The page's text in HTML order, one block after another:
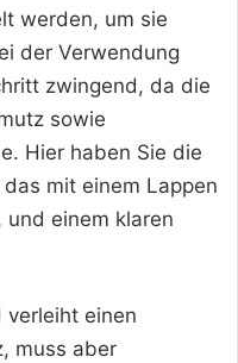
werden, um sie
der Verwendung
zwingend, da die
sowie
Hier haben Sie die
mit einem Lappen
einem klaren
verleiht einen
muss aber